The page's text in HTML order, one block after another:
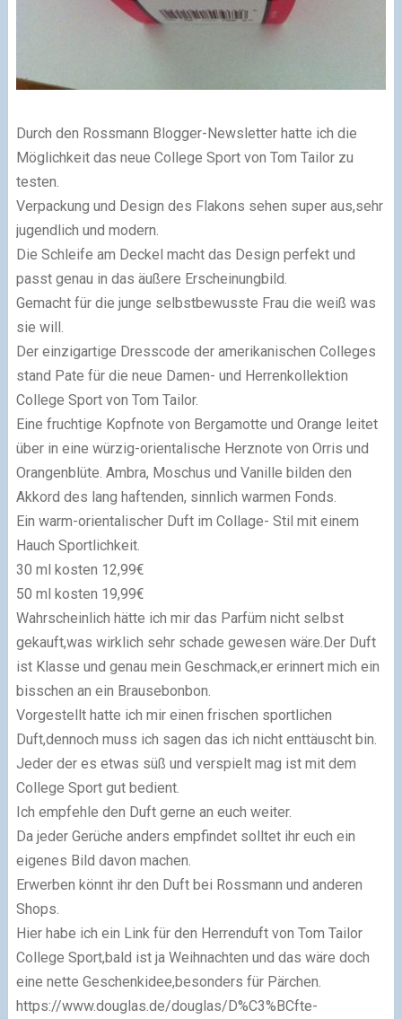
Durch den Rossmann Blogger-Newsletter hatte ich die
Möglichkeit das neue College Sport von Tom Tailor zu
testen.
Verpackung und Design des Flakons sehen super aus,sehr
jugendlich und modern.
Die Schleife am Deckel macht das Design perfekt und
passt genau in das äußere Erscheinungbild.
Gemacht für die junge selbstbewusste Frau die weiß was
sie will.
Der einzigartige Dresscode der amerikanischen Colleges
stand Pate für die neue Damen- und Herrenkollektion
College Sport von Tom Tailor.
Eine fruchtige Kopfnote von Bergamotte und Orange leitet
über in eine würzig-orientalische Herznote von Orris und
Orangenblüte. Ambra, Moschus und Vanille bilden den
Akkord des lang haftenden, sinnlich warmen Fonds.
Ein warm-orientalischer Duft im Collage- Stil mit einem
Hauch Sportlichkeit.
30 ml kosten 12,99€
50 ml kosten 19,99€
Wahrscheinlich hätte ich mir das Parfüm nicht selbst
gekauft,was wirklich sehr schade gewesen wäre.Der Duft
ist Klasse und genau mein Geschmack,er erinnert mich ein
bisschen an ein Brausebonbon.
Vorgestellt hatte ich mir einen frischen sportlichen
Duft,dennoch muss ich sagen das ich nicht enttäuscht bin.
Jeder der es etwas süß und verspielt mag ist mit dem
College Sport gut bedient.
Ich empfehle den Duft gerne an euch weiter.
Da jeder Gerüche anders empfindet solltet ihr euch ein
eigenes Bild davon machen.
Erwerben könnt ihr den Duft bei Rossmann und anderen
Shops.
Hier habe ich ein Link für den Herrenduft von Tom Tailor
College Sport,bald ist ja Weihnachten und das wäre doch
eine nette Geschenkidee,besonders für Pärchen.
https://www.douglas.de/douglas/D%C3%BCfte-